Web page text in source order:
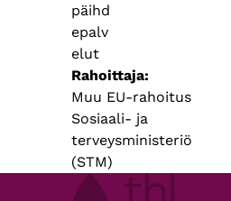
päihd
epalv
elut
Rahoittaja
Muu EU-rahoitus
Sosiaali- ja
terveysministeriö
(STM)